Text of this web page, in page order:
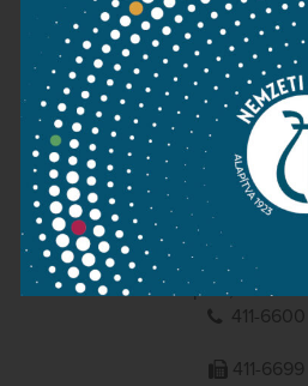
1095 Budapest, Komor
411-6600
411-6699